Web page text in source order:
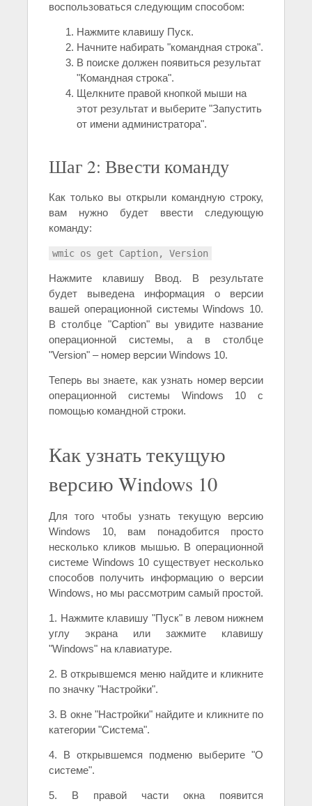
воспользоваться следующим способом:
Нажмите клавишу Пуск.
Начните набирать "командная строка".
В поиске должен появиться результат
"Командная строка".
Щелкните правой кнопкой мыши на
этот результат и выберите "Запустить
от имени администратора".
Шаг 2: Ввести команду
Как только вы открыли командную строку,
вам нужно будет ввести следующую
команду:
wmic os get Caption, Version
Нажмите клавишу Ввод. В результате
будет выведена информация о версии
вашей операционной системы Windows 10.
В столбце "Caption" вы увидите название
операционной системы, а в столбце
"Version" – номер версии Windows 10.
Теперь вы знаете, как узнать номер версии
операционной системы Windows 10 с
помощью командной строки.
Как узнать текущую
версию Windows 10
Для того чтобы узнать текущую версию
Windows 10, вам понадобится просто
несколько кликов мышью. В операционной
системе Windows 10 существует несколько
способов получить информацию о версии
Windows, но мы рассмотрим самый простой.
1. Нажмите клавишу "Пуск" в левом нижнем
углу экрана или зажмите клавишу
"Windows" на клавиатуре.
2. В открывшемся меню найдите и кликните
по значку "Настройки".
3. В окне "Настройки" найдите и кликните по
категории "Система".
4. В открывшемся подменю выберите "О
системе".
5. В правой части окна появится